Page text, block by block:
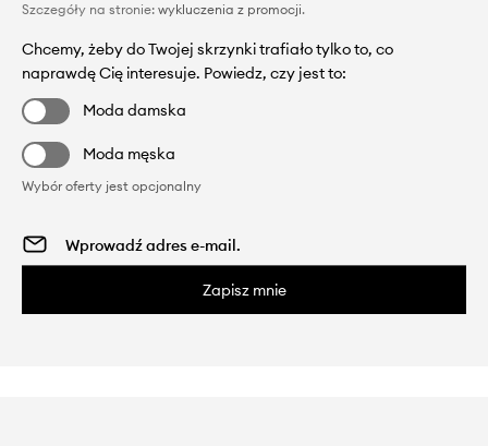
Szczegóły na stronie: wykluczenia z promocji.
Chcemy, żeby do Twojej skrzynki trafiało tylko to, co
naprawdę Cię interesuje. Powiedz, czy jest to:
Moda damska
Moda męska
Wybór oferty jest opcjonalny
Zapisz mnie